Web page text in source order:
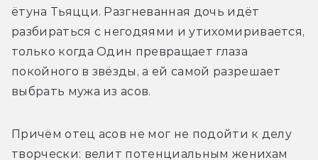
ётуна Тьяцци. Разгневанная дочь идёт
разбираться с негодяями и утихомиривается,
только когда Один превращает глаза
покойного в звёзды, а ей самой разрешает
выбрать мужа из асов.
Причём отец асов не мог не подойти к делу
творчески: велит потенциальным женихам